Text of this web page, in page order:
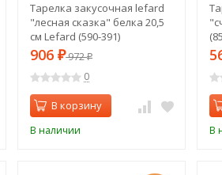
Тарелка закусочная lefard
"лесная сказка" белка 20,5
см Lefard (590-391)
906₽972₽
0
В корзину
В наличии В